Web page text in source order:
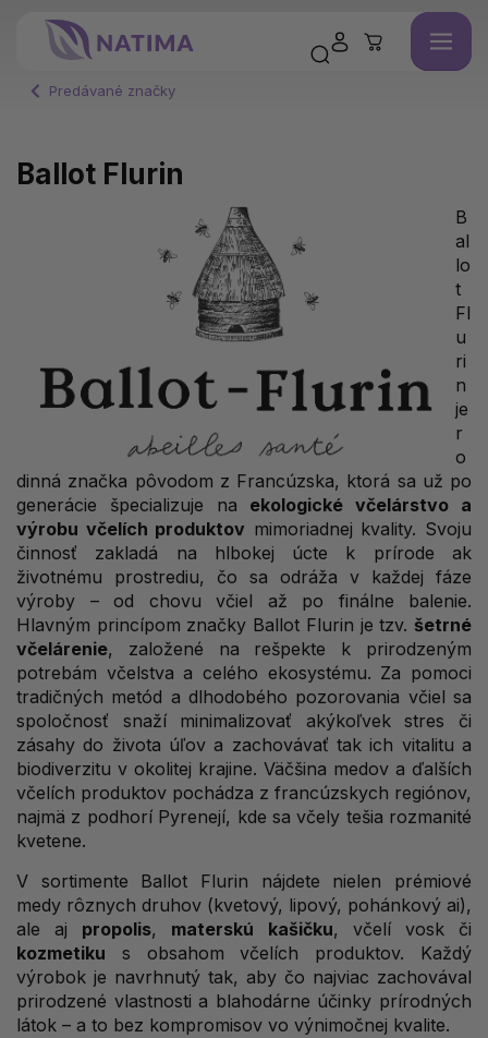
Predávané značky
Ballot Flurin
B
al
lo
t
Fl
u
ri
n
je
r
o
dinná značka pôvodom z Francúzska, ktorá sa už po
generácie špecializuje na ekologické včelárstvo a
výrobu včelích produktov mimoriadnej kvality. Svoju
činnosť zakladá na hlbokej úcte k prírode ak
životnému prostrediu, čo sa odráža v každej fáze
výroby – od chovu včiel až po finálne balenie.
Hlavným princípom značky Ballot Flurin je tzv. šetrné
včelárenie, založené na rešpekte k prirodzeným
potrebám včelstva a celého ekosystému. Za pomoci
tradičných metód a dlhodobého pozorovania včiel sa
spoločnosť snaží minimalizovať akýkoľvek stres či
zásahy do života úľov a zachovávať tak ich vitalitu a
biodiverzitu v okolitej krajine. Väčšina medov a ďalších
včelích produktov pochádza z francúzskych regiónov,
najmä z podhorí Pyrenejí, kde sa včely tešia rozmanité
kvetene.
V sortimente Ballot Flurin nájdete nielen prémiové
medy rôznych druhov (kvetový, lipový, pohánkový ai),
ale aj propolis, materskú kašičku, včelí vosk či
kozmetiku s obsahom včelích produktov. Každý
výrobok je navrhnutý tak, aby čo najviac zachovával
prirodzené vlastnosti a blahodárne účinky prírodných
látok – a to bez kompromisov vo výnimočnej kvalite.